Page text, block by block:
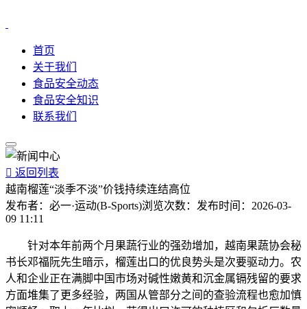
首页
关于我们
食品安全动态
食品安全知识
联系我们
 返回列表
越南榴莲“淡季不淡”价钱持续连结高位
发布者： 必一·运动(B-Sports)浏览次数： 发布时间： 2026-03-
09 11:11
针对本年前两个月果蔬行业的强劲增加，越南果蔬协会秘
书长邓福阮先生暗示，榴莲出口的优良势头是次要驱动力。农
人和企业正在满脚中国市场对碱性嫩黄和沉金属镉残留的要求
方面堆集了更多经验，两国从管部分之间的查验流程也愈加慎